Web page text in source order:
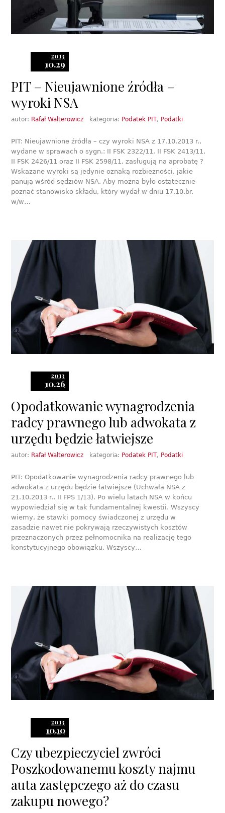
2013
10.29
PIT – Nieujawnione źródła –
wyroki NSA
autor: Rafał Walterowicz kategoria: Podatek PIT, Podatki
PIT: Nieujawnione źródła – czy wyroki NSA z 17.10.2013 r.,
wydane w sprawach o sygn.: II FSK 2322/11, II FSK 2413/11,
II FSK 2426/11 oraz II FSK 2598/11, zasługują na aprobatę ?
Wskazane wyroki są jedynie oznaką rozbieżności, jakie
panują wśród sędziów NSA. Aby można było ostatecznie
poznać stanowisko składu, który wydał w dniu 17.10.br.
w/w…
2013
10.26
Opodatkowanie wynagrodzenia
radcy prawnego lub adwokata z
urzędu będzie łatwiejsze
autor: Rafał Walterowicz kategoria: Podatek PIT, Podatki
PIT: Opodatkowanie wynagrodzenia radcy prawnego lub
adwokata z urzędu będzie łatwiejsze (Uchwała NSA z
21.10.2013 r., II FPS 1/13). Po wielu latach NSA w końcu
wypowiedział się w tak fundamentalnej kwestii. Wszyscy
wiemy, że stawki pomocy świadczonej z urzędu w
zasadzie nawet nie pokrywają rzeczywistych kosztów
przeznaczonych przez pełnomocnika na realizację tego
konstytucyjnego obowiązku. Wszyscy…
2013
10.10
Czy ubezpieczyciel zwróci
Poszkodowanemu koszty najmu
auta zastępczego aż do czasu
zakupu nowego?